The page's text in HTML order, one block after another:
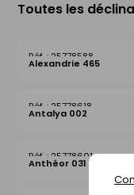
Toutes les
25778588
Alexandrie 465
25778618
Antalya 002
25778601
Anthéor 031